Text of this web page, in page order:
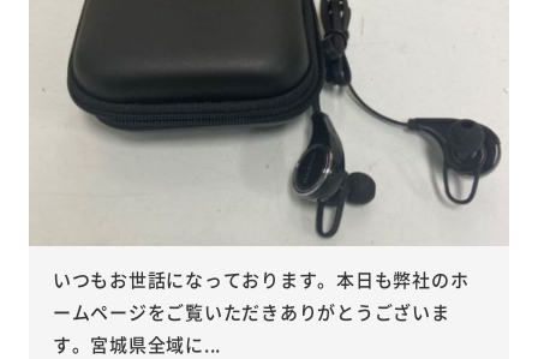
いつもお世話になっております。本日も弊社のホ
ームページをご覧いただきありがとうございま
す。宮城県全域に...